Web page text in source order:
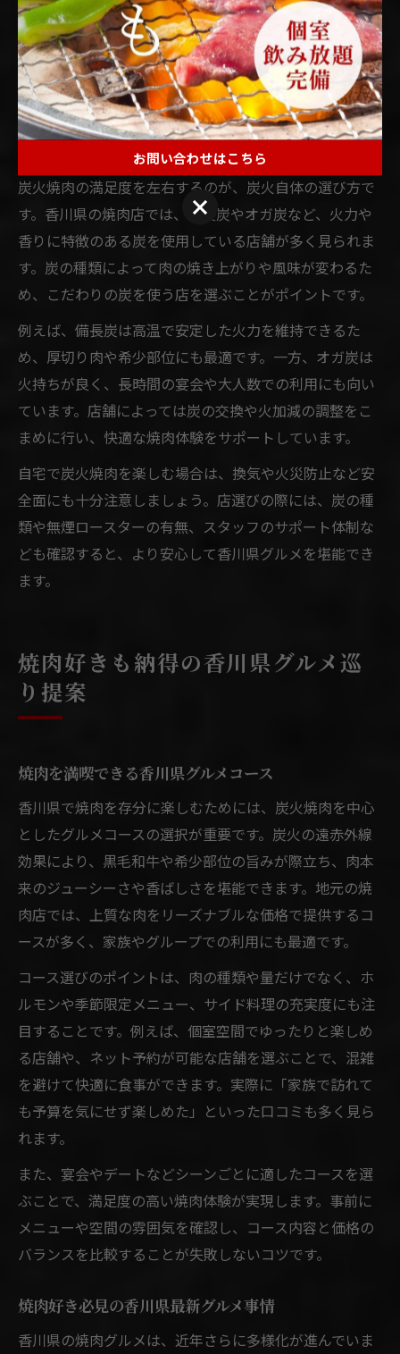
リーズナブルな価格設定や豊富なメニュー展開により、
幅広い世代から支持されています。事前のネット予約や
メニュー確認を活用すると、よりスムーズで満足度の高
い焼肉体験が可能です。
焼肉体験を格上げする炭火の選び方
炭火焼肉の満足度を左右するのが、炭火自体の選び方で
す。香川県の焼肉店では、備長炭やオガ炭など、火力や
香りに特徴のある炭を使用している店舗が多く見られま
す。炭の種類によって肉の焼き上がりや風味が変わるた
め、こだわりの炭を使う店を選ぶことがポイントです。
例えば、備長炭は高温で安定した火力を維持できるた
め、厚切り肉や希少部位にも最適です。一方、オガ炭は
火持ちが良く、長時間の宴会や大人数での利用にも向い
ています。店舗によっては炭の交換や火加減の調整をこ
まめに行い、快適な焼肉体験をサポートしています。
自宅で炭火焼肉を楽しむ場合は、換気や火災防止など安
全面にも十分注意しましょう。店選びの際には、炭の種
類や無煙ロースターの有無、スタッフのサポート体制な
ども確認すると、より安心して香川県グルメを堪能でき
ます。
焼肉好きも納得の香川県グルメ巡
り提案
焼肉を満喫できる香川県グルメコース
香川県で焼肉を存分に楽しむためには、炭火焼肉を中心
としたグルメコースの選択が重要です。炭火の遠赤外線
効果により、黒毛和牛や希少部位の旨みが際立ち、肉本
来のジューシーさや香ばしさを堪能できます。地元の焼
肉店では、上質な肉をリーズナブルな価格で提供するコ
ースが多く、家族やグループでの利用にも最適です。
コース選びのポイントは、肉の種類や量だけでなく、ホ
ルモンや季節限定メニュー、サイド料理の充実度にも注
目することです。例えば、個室空間でゆったりと楽しめ
る店舗や、ネット予約が可能な店舗を選ぶことで、混雑
を避けて快適に食事ができます。実際に「家族で訪れて
も予算を気にせず楽しめた」といった口コミも多く見ら
れます。
また、宴会やデートなどシーンごとに適したコースを選
ぶことで、満足度の高い焼肉体験が実現します。事前に
メニューや空間の雰囲気を確認し、コース内容と価格の
バランスを比較することが失敗しないコツです。
焼肉好き必見の香川県最新グルメ事情
香川県の焼肉グルメは、近年さらに多様化が進んでいま
お問い合わせはこちら
お問い合わせはこちら